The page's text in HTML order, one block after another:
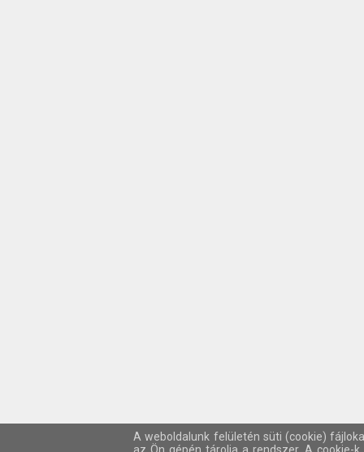
A weboldalunk felületén süti (cookie)
az Ön gépén tárolja a rendszer. A cookie-